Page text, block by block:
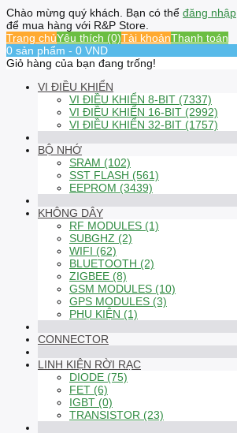
Chào mừng quý khách. Bạn có thể đăng nhập
để mua hàng với R&P Store.
Trang chủYêu thích (0)Tài khoảnThanh toán
0 sản phẩm - 0 VND
Giỏ hàng của bạn đang trống!
VI ĐIỀU KHIỂN
VI ĐIỀU KHIỂN 8-BIT (7337)
VI ĐIỀU KHIỂN 16-BIT (2992)
VI ĐIỀU KHIỂN 32-BIT (1757)
BỘ NHỚ
SRAM (102)
SST FLASH (561)
EEPROM (3439)
KHÔNG DÂY
RF MODULES (1)
SUBGHZ (2)
WIFI (62)
BLUETOOTH (2)
ZIGBEE (8)
GSM MODULES (10)
GPS MODULES (3)
PHỤ KIỆN (1)
CONNECTOR
LINH KIỆN RỜI RẠC
DIODE (75)
FET (6)
IGBT (0)
TRANSISTOR (23)